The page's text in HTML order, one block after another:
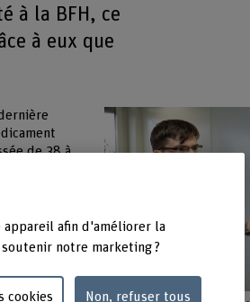
à la BFH, ce
à eux que
de 38 à
1992.
la BFH,
nous
afin d'améliorer la
notre marketing ?
cookies Non, refuser tous